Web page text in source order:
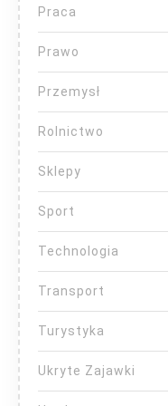
Praca
Prawo
Przemysł
Rolnictwo
Sklepy
Sport
Technologia
Transport
Turystyka
Ukryte Zajawki